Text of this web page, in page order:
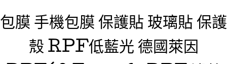
包膜 手機包膜 保護貼 玻璃貼 保護
殼 RPF低藍光 德國萊因